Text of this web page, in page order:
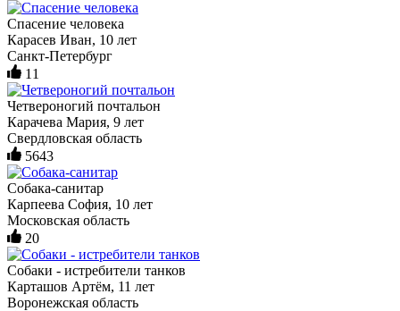
Спасение человека
Карасев Иван, 10 лет
Санкт-Петербург
11
Четвероногий почтальон
Карачева Мария, 9 лет
Свердловская область
5643
Собака-санитар
Карпеева София, 10 лет
Московская область
20
Собаки - истребители танков
Карташов Артём, 11 лет
Воронежская область